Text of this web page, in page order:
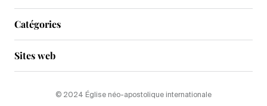
Catégories
Sites web
© 2024 Église néo-apostolique internationale